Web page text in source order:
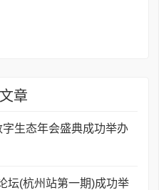
章
生态年会盛典成功举办
坛(杭州站第一期)成功举